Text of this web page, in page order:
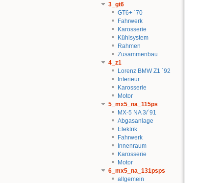
3_gt6
GT6+ ´70
Fahrwerk
Karosserie
Kühlsystem
Rahmen
Zusammenbau
4_z1
Lorenz BMW Z1 ´92
Interieur
Karosserie
Motor
5_mx5_na_115ps
MX-5 NA 3/´91
Abgasanlage
Elektrik
Fahrwerk
Innenraum
Karosserie
Motor
6_mx5_na_131psps
allgemein